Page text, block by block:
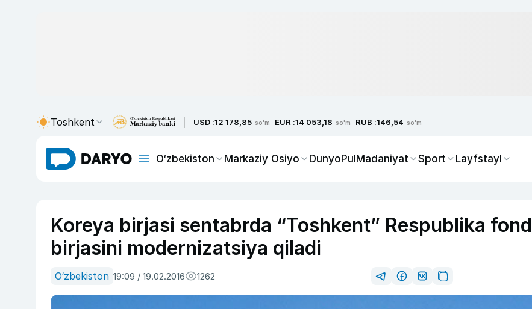
Toshkent USD :12 178,85 so'm EUR :14 053,18 so'm RUB :146,54 so'm
O‘zbekiston Markaziy Osiyo DunyoPulMadaniyat Sport Layfstayl
Koreya birjasi sentabrda “Toshkent” Respublika fond
birjasini modernizatsiya qiladi
O‘zbekiston 19:09 / 19.02.2016 1262